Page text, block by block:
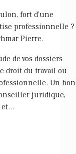
fort d'une
professionnelle ?
Pierre.
de vos dossiers
droit du travail ou
Un bon
juridique,